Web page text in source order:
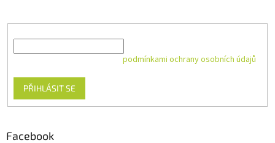
podmínkami ochrany osobních údajů
PŘIHLÁSIT SE
Facebook